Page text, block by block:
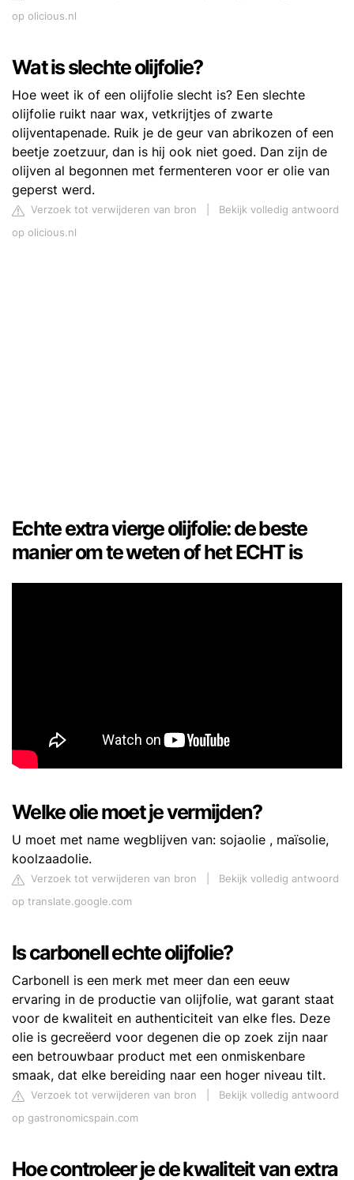
op olicious.nl
Wat is slechte olijfolie?
Hoe weet ik of een olijfolie slecht is? Een slechte
olijfolie ruikt naar wax, vetkrijtjes of zwarte
olijventapenade. Ruik je de geur van abrikozen of een
beetje zoetzuur, dan is hij ook niet goed. Dan zijn de
olijven al begonnen met fermenteren voor er olie van
geperst werd.
Verzoek tot verwijderen van bron
Bekijk volledig antwoord
op olicious.nl
Echte extra vierge olijfolie: de beste
manier om te weten of het ECHT is
Welke olie moet je vermijden?
U moet met name wegblijven van: sojaolie , maïsolie,
koolzaadolie.
Verzoek tot verwijderen van bron
Bekijk volledig antwoord
op translate.google.com
Is carbonell echte olijfolie?
Carbonell is een merk met meer dan een eeuw
ervaring in de productie van olijfolie, wat garant staat
voor de kwaliteit en authenticiteit van elke fles. Deze
olie is gecreëerd voor degenen die op zoek zijn naar
een betrouwbaar product met een onmiskenbare
smaak, dat elke bereiding naar een hoger niveau tilt.
Verzoek tot verwijderen van bron
Bekijk volledig antwoord
op gastronomicspain.com
Hoe controleer je de kwaliteit van extra